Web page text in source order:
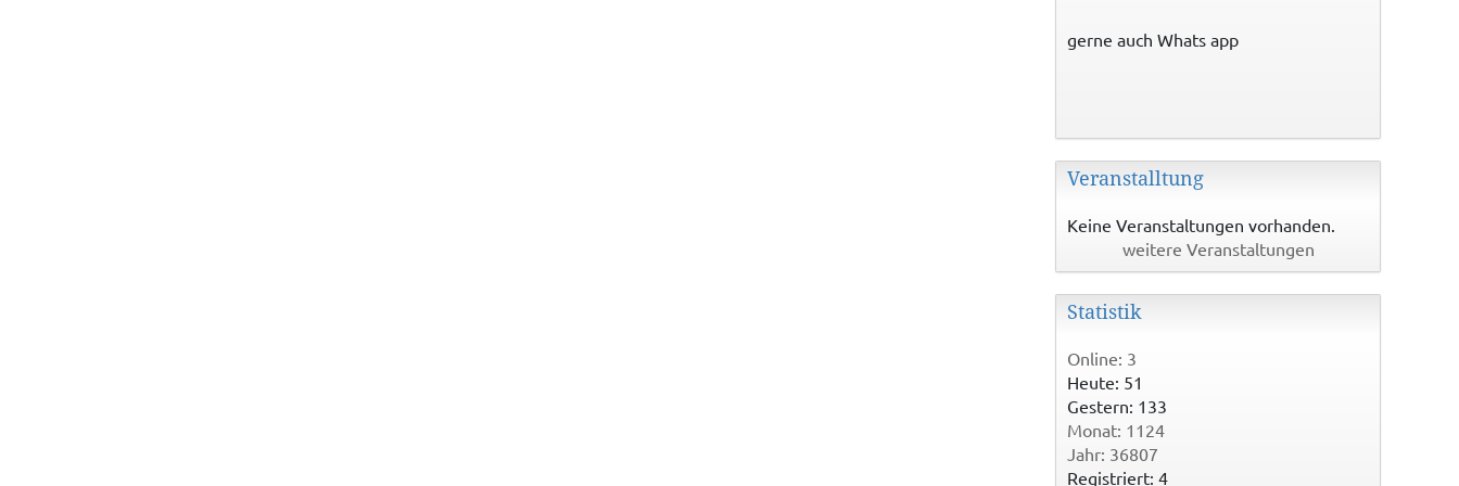
gerne auch Whats app
Veranstalltung
Keine Veranstaltungen vorhanden.
weitere Veranstaltungen
Statistik
Online: 3
Heute: 51
Gestern: 133
Monat: 1124
Jahr: 36807
Registriert: 4